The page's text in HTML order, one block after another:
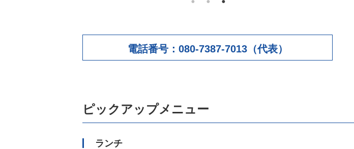
電話番号： 080-7387-7013（代表）
ピックアップメニュー
ランチ